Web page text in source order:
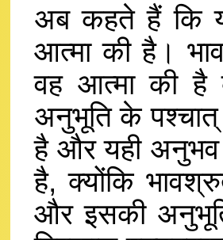
अब कहते हैं कि
आत्मा की है।
वह आत्मा की है
अनुभूति के पश्चात्
है और यही अनुभव
है, क्योंकि
और इसकी